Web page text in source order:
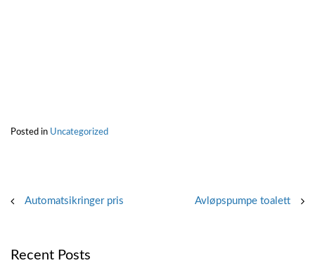
Posted in Uncategorized
Post
Automatsikringer pris Avløpspumpe toalett
Recent Posts